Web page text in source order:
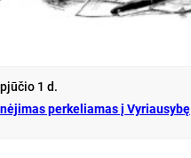
1 d.
per­ke­lia­mas į Vy­riau­sy­bę